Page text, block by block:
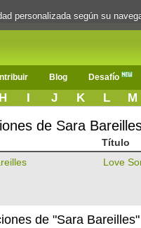
Blog Desafío
H I J K L M
de Sara
Título
Love
de "Sara Bareilles"
personalizada según su